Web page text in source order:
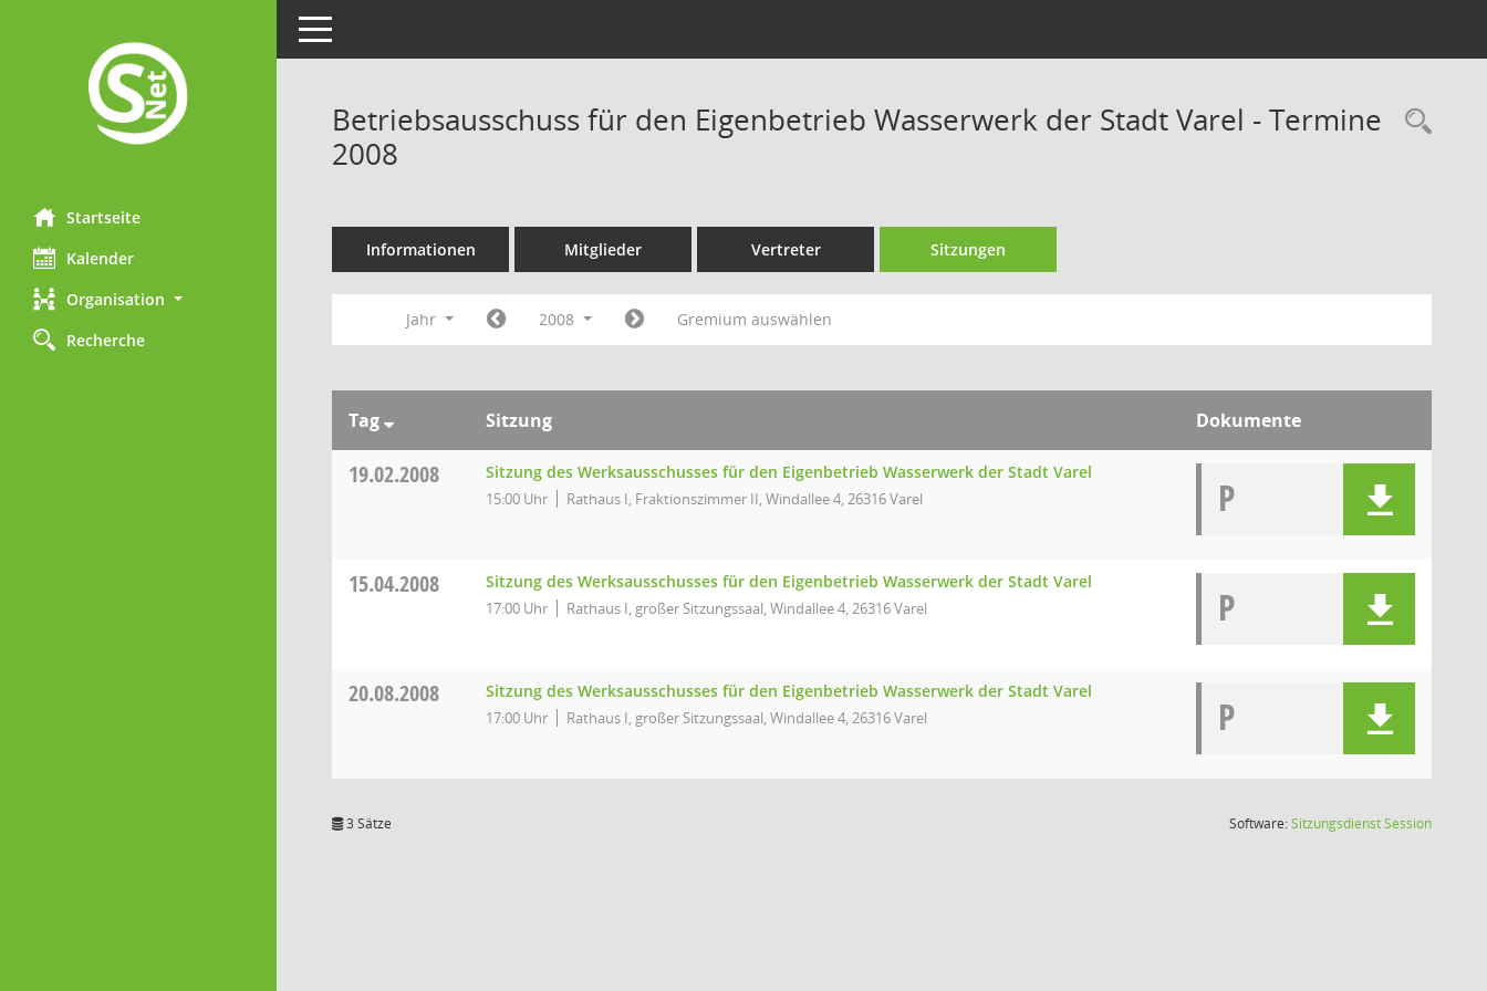
Startseite
Kalender
Organisation
Recherche
Toggle navigation
Betriebsausschuss für den Eigenbetrieb Wasserwerk der Stadt Varel - Termine
2008
Informationen Mitglieder Vertreter Sitzungen
Jahr 2008 Gremium auswählen
Tag Sitzung Dokumente
19.02.2008 Sitzung des Werksausschusses für den Eigenbetrieb Wasserwerk der Stadt Varel
15:00 Uhr Rathaus I, Fraktionszimmer II, Windallee 4, 26316 Varel P
15.04.2008 Sitzung des Werksausschusses für den Eigenbetrieb Wasserwerk der Stadt Varel
17:00 Uhr Rathaus I, großer Sitzungssaal, Windallee 4, 26316 Varel P
20.08.2008 Sitzung des Werksausschusses für den Eigenbetrieb Wasserwerk der Stadt Varel
17:00 Uhr Rathaus I, großer Sitzungssaal, Windallee 4, 26316 Varel P
3 Sätze Software:SitzungsdienstSession(Wird in